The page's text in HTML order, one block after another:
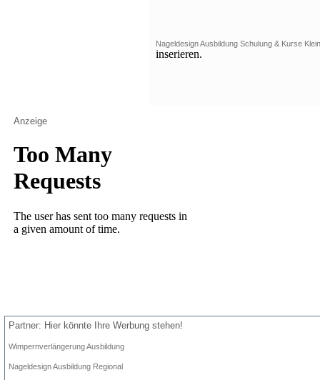
Nageldesign Ausbildung Schulung & Kurse
inserieren.
Anzeige
Partner: Hier könnte Ihre Werbung stehen!
Wimpernverlängerung Ausbildung
Nageldesign Ausbildung Regional